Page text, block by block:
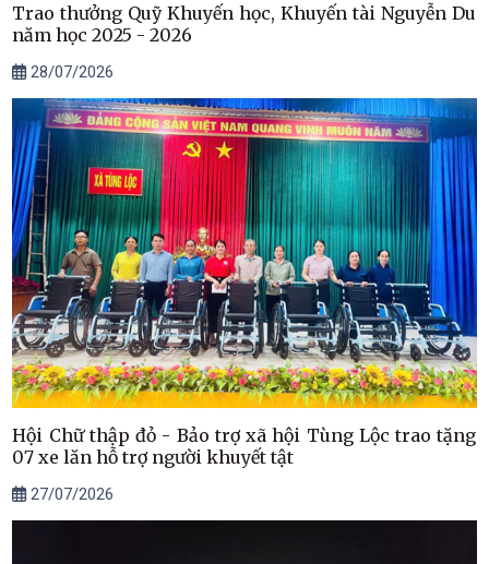
Trao thưởng Quỹ Khuyến học, Khuyến tài Nguyễn Du
năm học 2025 - 2026
28/07/2026
Hội Chữ thập đỏ - Bảo trợ xã hội Tùng Lộc trao tặng
07 xe lăn hỗ trợ người khuyết tật
27/07/2026